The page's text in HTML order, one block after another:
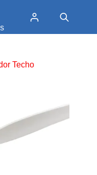
Techo